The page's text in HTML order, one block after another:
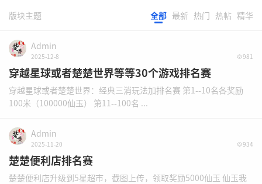
版块主题 全部 最新 热门 热帖 精华
Admin
2025-12-8 981
穿越星球或者楚楚世界等等30个游戏排名赛
穿越星球或者楚楚世界：经典三消玩法加排名赛 第1--10名各奖励
100米（100000仙玉） 第11--100名 ...
Admin
2025-11-20 934
楚楚便利店排名赛
楚楚便利店升级到5星超市，截图上传，领取奖励5000仙玉 仙玉我